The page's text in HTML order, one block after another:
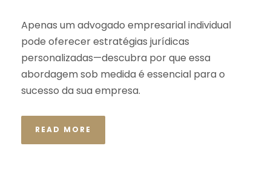
Apenas um advogado empresarial individual
pode oferecer estratégias jurídicas
personalizadas—descubra por que essa
abordagem sob medida é essencial para o
sucesso da sua empresa.
READ MORE